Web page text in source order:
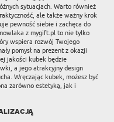
sytuacjach. Warto również
ale także ważny krok
pewność siebie i zachęca do
z mygift.pl to nie tylko
wspiera rozwój Twojego
pomysł na prezent z okazji
jakości kubek będzie
a jego atrakcyjny design
Wręczając kubek, możesz być
zarówno estetyką, jak i